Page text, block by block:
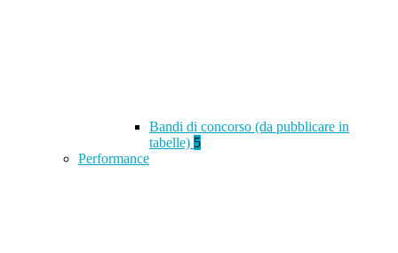
Bandi di concorso (da pubblicare in
tabelle) 5
Performance